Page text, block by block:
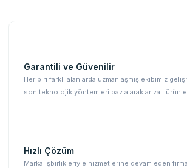
Garantili ve Güvenilir
Her biri farklı alanlarda uzmanlaşmış ekibimiz
son teknolojik yöntemleri baz alarak arızalı
Hızlı Çözüm
Marka işbirlikleriyle hizmetlerine devam eden